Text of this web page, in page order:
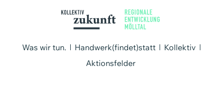
Was wir tun. Handwerk(findet)statt
Kollektiv
Aktionsfelder